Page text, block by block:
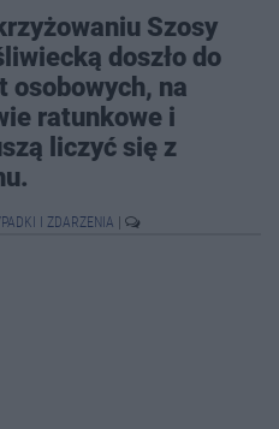
Szosy
doszło do
osobowych, na
ratunkowe i
liczyć się z
I ZDARZENIA